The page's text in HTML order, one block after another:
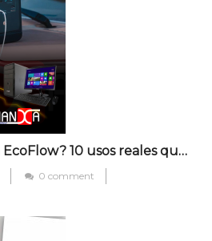
¿Para qué sirve una EcoFlow? 10 usos reales que te facilitan la vida en Cúcuta
0 comment